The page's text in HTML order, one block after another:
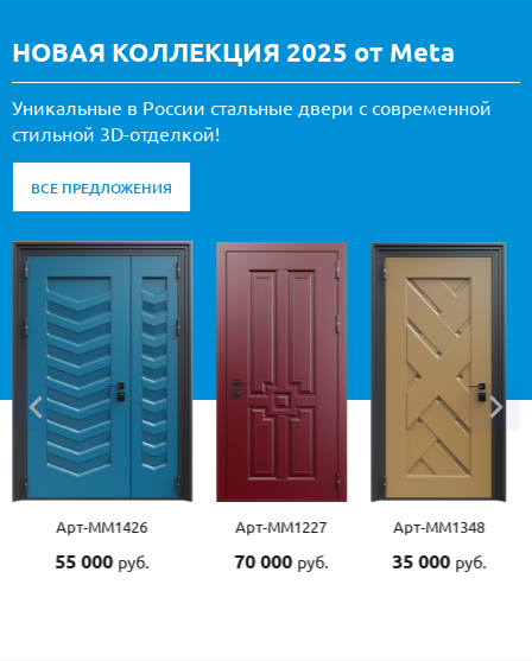
НОВАЯ КОЛЛЕКЦИЯ 2025 от Meta
Уникальные в России стальные двери с современной
стильной 3D-отделкой!
ВСЕ ПРЕДЛОЖЕНИЯ
Арт-ММ1227
70 000руб.
Арт-ММ1348
35 000руб.
Арт-ММ1507
55 000руб.